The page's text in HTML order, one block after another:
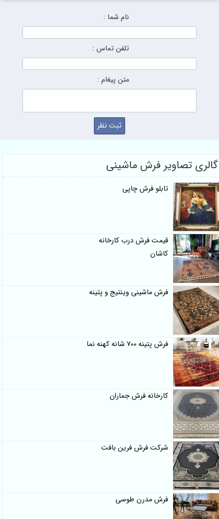
نام شما :
تلفن تماس :
متن پیغام :
تصاویر فرش ماشینی
تابلو فرش چاپی
قیمت فرش درب کارخانه
کاشان
فرش ماشینی وینتیج و پتینه
فرش پتینه 700 شانه کهنه نما
کارخانه فرش جماران
شرکت فرش فرین بافت
فرش مدرن طوسی